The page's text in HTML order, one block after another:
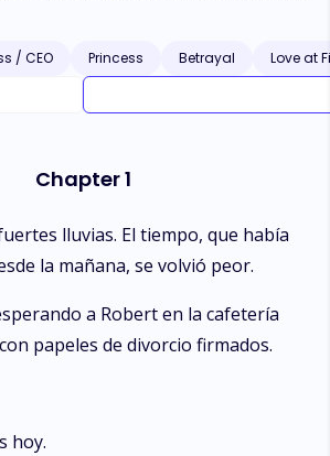
West. —Nos vamos a divorciar—
Debido a la presión de
el divorcio y decide quedarse con
mientras se acercan comienza a tener dudas
incierto. ¿Podrá un amor que
/ CEO Princess Betrayal Love at
Chapter 1
lluvias. El tiempo, que había
la mañana, se volvió peor.
a Robert en la cafetería
papeles de divorcio firmados.
hoy.